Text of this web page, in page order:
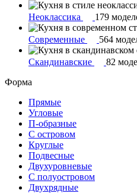
Неоклассика 179
Современные 564
Скандинавские
82
Форма
Прямые
Угловые
П-образные
С островом
Круглые
Подвесные
Двухуровневые
С полуостровом
Двухрядные